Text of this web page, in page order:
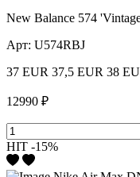
New Balance 574
Арт: U574RBJ
37 EUR 37,5 EUR 38
12990 ₽
HIT -15%